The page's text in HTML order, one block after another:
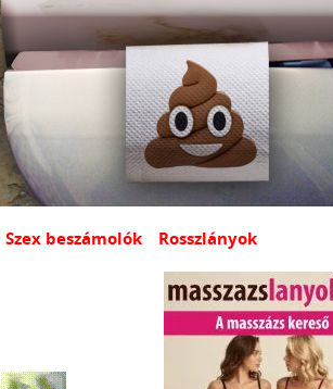
Szex beszámolók Rosszlányok